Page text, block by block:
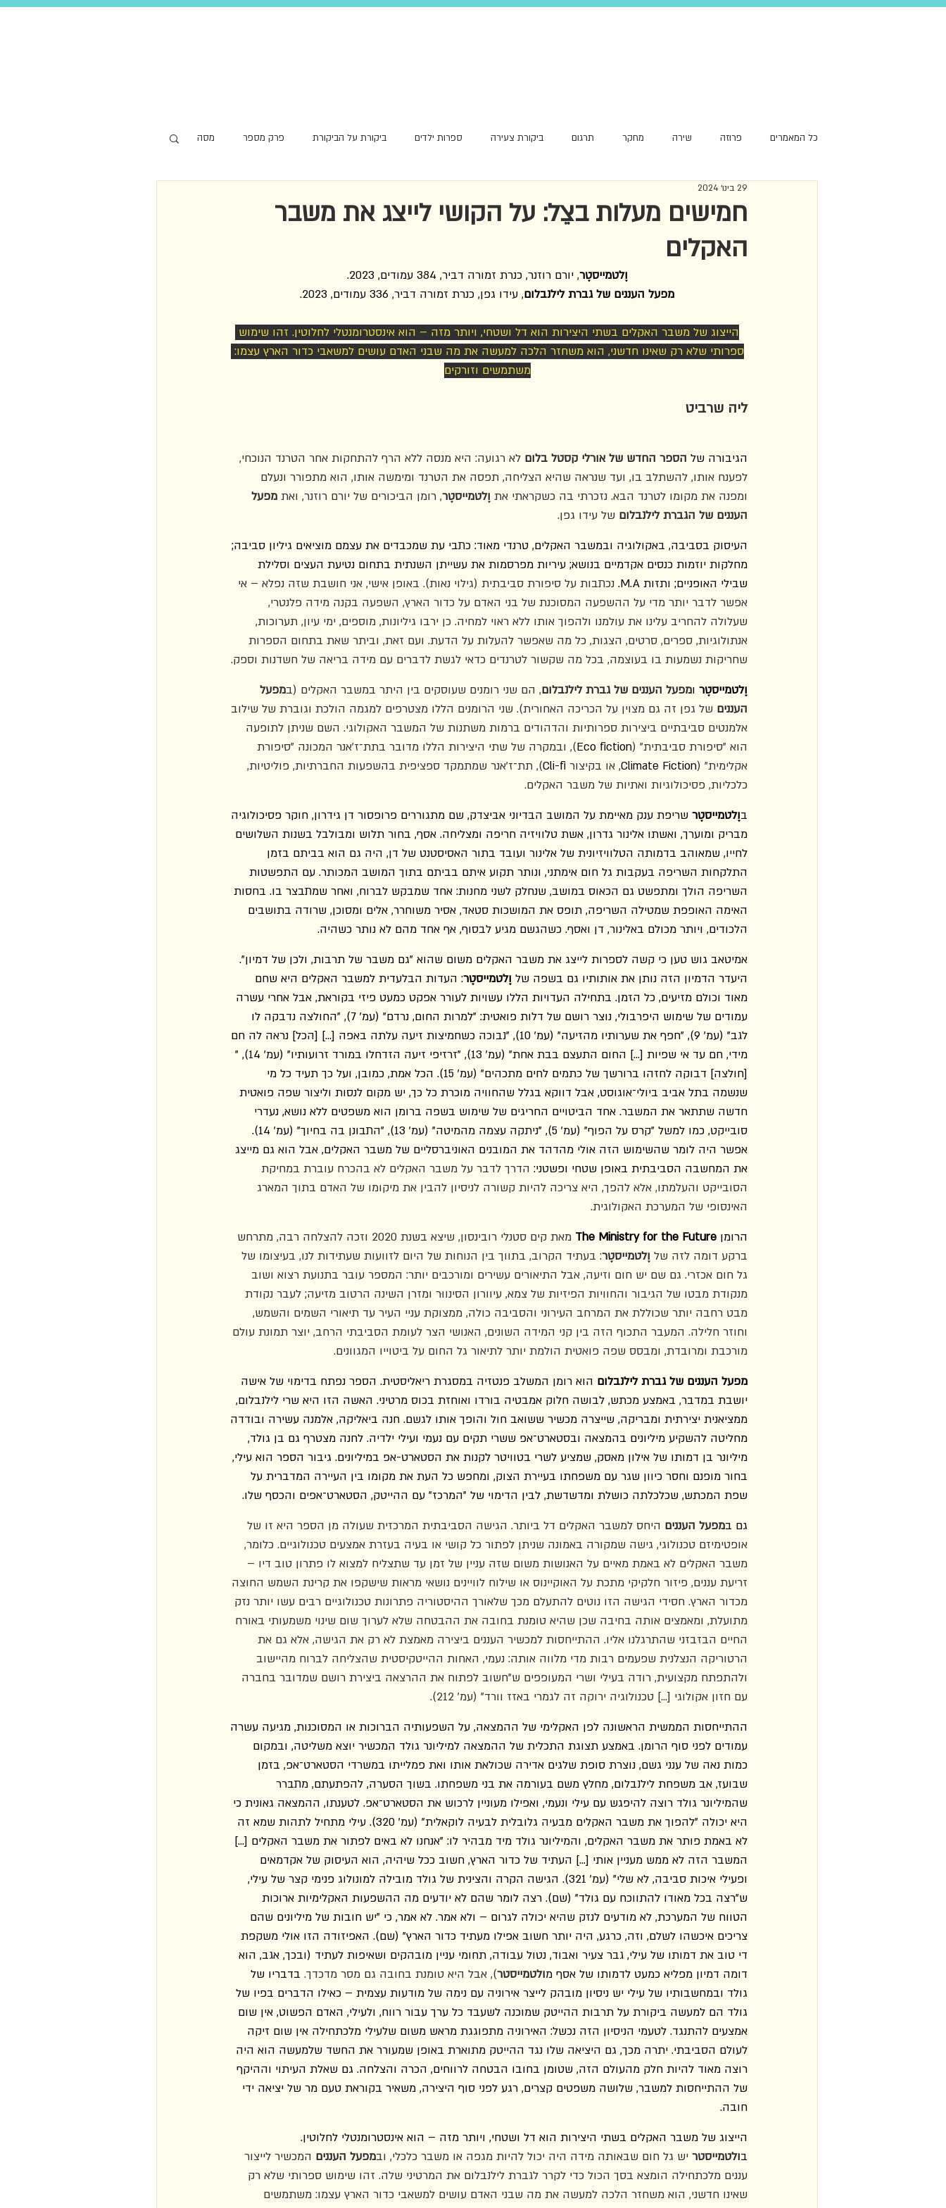
כל המאמרים פרוזה שירה מחקר תרגום ביקורת צעירה ספרות ילדים ביקורת על הביקורת פרק מספר מסה
סקירת עומק שפה
חמישים מעלות בצֵל: על הקושי לייצג את משבר
האקלים
29 בינו׳ 2024
וֶלטמייסטֶר, יורם רוזנר, כנרת זמורה דביר, 384 עמודים, 2023.
מפעל העננים של גברת לילנבלום, עידו גפן, כנרת זמורה דביר, 336 עמודים, 2023.
הייצוג של משבר האקלים בשתי היצירות הוא דל ושטחי, ויותר מזה – הוא אינסטרומנטלי לחלוטין. זהו שימוש
ספרותי שלא רק שאינו חדשני, הוא משחזר הלכה למעשה את מה שבני האדם עושים למשאבי כדור הארץ עצמו:
משתמשים וזורקים
ליה שרביט
הגיבורה של הספר החדש של אורלי קסטל בלום לא רגועה: היא מנסה ללא הרף להתחקות אחר הטרנד הנוכחי,
לפענח אותו, להשתלב בו, ועד שנראה שהיא הצליחה, תפסה את הטרנד ומימשה אותו, הוא מתפורר ונעלם
ומפנה את מקומו לטרנד הבא. נזכרתי בה כשקראתי את וֶלטמייסטֶר, רומן הביכורים של יורם רוזנר, ואת מפעל
העננים של הגברת לילנבלום של עידו גפן.
העיסוק בסביבה, באקולוגיה ובמשבר האקלים, טרנדי מאוד: כתבי עת שמכבדים את עצמם מוציאים גיליון סביבה;
מחלקות יוזמות כנסים אקדמיים בנושא; עיריות מפרסמות את עשייתן השנתית בתחום נטיעת העצים וסלילת
שבילי האופניים; ותזות M.A.
נכתבות על סיפורת סביבתית (גילוי נאות). באופן אישי, אני חושבת שזה נפלא – אי
אפשר לדבר יותר מדי על ההשפעה המסוכנת של בני האדם על כדור הארץ, השפעה בקנה מידה פלנטרי,
שעלולה להחריב עלינו את עולמנו ולהפוך אותו ללא ראוי למחיה. כן ירבו גיליונות, מוספים, ימי עיון, תערוכות,
אנתולוגיות, ספרים, סרטים, הצגות, כל מה שאפשר להעלות על הדעת. ועם זאת, וביתר שאת בתחום הספרות
שחריקות נשמעות בו בעוצמה, בכל מה שקשור לטרנדים כדאי לגשת לדברים עם מידה בריאה של חשדנות וספק.
וֶלטמייסטֶר ומפעל העננים של גברת לילנבלום, הם שני רומנים שעוסקים בין היתר במשבר האקלים (במפעל
העננים של גפן זה גם מצוין על הכריכה האחורית). שני הרומנים הללו מצטרפים למגמה הולכת וגוברת של שילוב
אלמנטים סביבתיים ביצירות ספרותיות והדהודים ברמות משתנות של המשבר האקולוגי. השם שניתן לתופעה
הוא "סיפורת סביבתית" (Eco fiction), ובמקרה של שתי היצירות הללו מדובר בתת־ז'אנר המכונה "סיפורת
אקלימית" (Climate Fiction, או בקיצור Cli-fi), תת־ז'אנר שמתמקד ספציפית בהשפעות החברתיות, פוליטיות,
כלכליות, פסיכולוגיות ואתיות של משבר האקלים.
בוֶלטמייסטֶר שריפת ענק מאיימת על המושב הבדיוני אביצדק, שם מתגוררים פרופסור דן גידרון, חוקר פסיכולוגיה
מבריק ומוערך, ואשתו אלינור גדרון, אשת טלוויזיה חריפה ומצליחה. אסף, בחור תלוש ומבולבל בשנות השלושים
לחייו, שמאוהב בדמותה הטלוויזיונית של אלינור ועובד בתור האסיסטנט של דן, היה גם הוא בביתם בזמן
התלקחות השריפה בעקבות גל חום אימתני, ונותר תקוע איתם בביתם בתוך המושב המכותר. עם התפשטות
השריפה הולך ומתפשט גם הכאוס במושב, שנחלק לשני מחנות: אחד שמבקש לברוח, ואחר שמתבצר בו. בחסות
האימה האופפת שמטילה השריפה, תופס את המושכות סטאד, אסיר משוחרר, אלים ומסוכן, שרודה בתושבים
הלכודים, ויותר מכולם באלינור, דן ואסף. כשהגשם מגיע לבסוף, אף אחד מהם לא נותר כשהיה.
אמיטאב גוש טען כי קשה לספרות לייצג את משבר האקלים משום שהוא "גם משבר של תרבות, ולכן של דמיון".
היעדר הדמיון הזה נותן את אותותיו גם בשפה של וֶלטמייסטֶר: העדות הבלעדית למשבר האקלים היא שחם
מאוד וכולם מזיעים, כל הזמן. בתחילה העדויות הללו עשויות לעורר אפקט כמעט פיזי בקוראת, אבל אחרי עשרה
עמודים של שימוש היפרבולי, נוצר רושם של דלות פואטית: "למרות החום, נרדם" (עמ' 7), "החולצה נדבקה לו
לגב" (עמ' 9), "חפף את שערותיו מהזיעה" (עמ' 10), "נבוכה כשחמיצות זיעה עלתה באפה […] [הכל] נראה לה חם
מידי, חם עד אי שפיות […] החום התעצם בבת אחת" (עמ' 13), "זרזיפי זיעה הזדחלו במורד זרועותיו" (עמ' 14), "
[חולצה] דבוקה לחזהו ברורשך של כתמים לחים מתכהים" (עמ' 15). הכל אמת, כמובן, ועל כך תעיד כל מי
שנשמה בתל אביב ביולי־אוגוסט, אבל דווקא בגלל שהחוויה מוכרת כל כך, יש מקום לנסות וליצור שפה פואטית
חדשה שתתאר את המשבר. אחד הביטויים החריגים של שימוש בשפה ברומן הוא משפטים ללא נושא, נעדרי
סובייקט, כמו למשל "קרס על הפוף" (עמ' 5), "ניתקה עצמה מהמיטה" (עמ' 13), "התבונן בה בחיוך" (עמ' 14).
אפשר היה לומר שהשימוש הזה אולי מהדהד את המובנים האוניברסליים של משבר האקלים, אבל הוא גם מייצג
את המחשבה הסביבתית באופן שטחי ופשטני: הדרך לדבר על משבר האקלים לא בהכרח עוברת במחיקת
הסובייקט והעלמתו, אלא להפך, היא צריכה להיות קשורה לניסיון להבין את מיקומו של האדם בתוך המארג
האינסופי של המערכת האקולוגית.
הרומן The Ministry for the Future
מאת קים סטנלי רובינסון, שיצא בשנת 2020 וזכה להצלחה רבה, מתרחש
ברקע דומה לזה של וֶלטמייסטֶר: בעתיד הקרוב, בתווך בין הנוחות של היום לזוועות שעתידות לנו, בעיצומו של
גל חום אכזרי. גם שם יש חום וזיעה, אבל התיאורים עשירים ומורכבים יותר: המספר עובר בתנועת רצוא ושוב
מנקודת מבטו של הגיבור והחוויות הפיזיות של צמא, עיוורון הסינווּר ומזרן השינה הרטוב מזיעה; לעבר נקודת
מבט רחבה יותר שכוללת את המרחב העירוני והסביבה כולה, ממצוקת עניי העיר עד תיאורי השמים והשמש,
וחוזר חלילה. המעבר התכוף הזה בין קני המידה השונים, האנושי הצר לעומת הסביבתי הרחב, יוצר תמונת עולם
מורכבת ומרובדת, ומבסס שפה פואטית הולמת יותר לתיאור גל החום על ביטוייו המגוונים.
מפעל העננים של גברת לילנבלום הוא רומן המשלב פנטזיה במסגרת ריאליסטית. הספר נפתח בדימוי של אישה
יושבת במדבר, באמצע מכתש, לבושה חלוק אמבטיה בורדו ואוחזת בכוס מרטיני. האשה הזו היא שרי לילנבלום,
ממציאנית יצירתית ומבריקה, שייצרה מכשיר ששואב חול והופך אותו לגשם. חנה ביאליקה, אלמנה עשירה ובודדה
מחליטה להשקיע מיליונים בהמצאה ובסטארט־אפ ששרי תקים עם נעמי ועילי ילדיה. לחנה מצטרף גם בן גולד,
מיליונר בן דמותו של אילון מאסק, שמציע לשרי בטוויטר לקנות את הסטארט-אפ במיליונים. גיבור הספר הוא עילי,
בחור מופנם וחסר כיוון שגר עם משפחתו בעיירת הצוק, ומחפש כל העת את מקומו בין העיירה המדברית על
שפת המכתש, שכלכלתה כושלת ומדשדשת, לבין הדימוי של "המרכז" עם ההייטק, הסטארט־אפים והכסף שלו.
גם במפעל העננים היחס למשבר האקלים דל ביותר. הגישה הסביבתית המרכזית שעולה מן הספר היא זו של
אופטימיזם טכנולוגי, גישה שמקורה באמונה שניתן לפתור כל קושי או בעיה בעזרת אמצעים טכנולוגיים. כלומר,
משבר האקלים לא באמת מאיים על האנושות משום שזה עניין של זמן עד שתצליח למצוא לו פתרון טוב דיו –
זריעת עננים, פיזור חלקיקי מתכת על האוקיינוס או שילוח לוויינים נושאי מראות שישקפו את קרינת השמש החוצה
מכדור הארץ. חסידי הגישה הזו נוטים להתעלם מכך שלאורך ההיסטוריה פתרונות טכנולוגיים רבים עשו יותר נזק
מתועלת, ומאמצים אותה בחיבה שכן שהיא טומנת בחובה את ההבטחה שלא לערוך שום שינוי משמעותי באורח
החיים הבזבזני שהתרגלנו אליו. ההתייחסות למכשיר העננים ביצירה מאמצת לא רק את הגישה, אלא גם את
הרטוריקה הנצלנית שפעמים רבות מדי מלווה אותה: נעמי, האחות ההייטקיסטית שהצליחה לברוח מהיישוב
ולהתפתח מקצועית, רודה בעילי ושרי המעופפים ש"חשוב לפתוח את ההרצאה ביצירת רושם שמדובר בחברה
עם חזון אקולוגי […] טכנולוגיה ירוקה זה לגמרי באזז וורד" (עמ' 212).
ההתייחסות הממשית הראשונה לפן האקלימי של ההמצאה, על השפעותיה הברוכות או המסוכנות, מגיעה עשרה
עמודים לפני סוף הרומן. באמצע תצוגת התכלית של ההמצאה למיליונר גולד המכשיר יוצא משליטה, ובמקום
כמות נאה של ענני גשם, נוצרת סופת שלגים אדירה שכולאת אותו ואת פמלייתו במשרדי הסטארט־אפ, בזמן
שבועז, אב משפחת לילנבלום, מחלץ משם בעורמה את בני משפחתו. בשוך הסערה, להפתעתם, מתברר
שהמיליונר גולד רוצה להיפגש עם עילי ונעמי, ואפילו מעוניין לרכוש את הסטארט־אפ. לטענתו, ההמצאה גאונית כי
היא יכולה "להפוך את משבר האקלים מבעיה גלובלית לבעיה לוקאלית" (עמ' 320). עילי מתחיל לתהות שמא זה
לא באמת פותר את משבר האקלים, והמיליונר גולד מיד מבהיר לו: "אנחנו לא באים לפתור את משבר האקלים […]
המשבר הזה לא ממש מעניין אותי […] העתיד של כדור הארץ, חשוב ככל שיהיה, הוא העיסוק של אקדמאים
ופעילי איכות סביבה, לא שלי" (עמ' 321). הגישה הקרה והצינית של גולד מובילה למונולוג פנימי קצר של עילי,
ש"רצה בכל מאודו להתווכח עם גולד" (שם). רצה לומר שהם לא יודעים מה ההשפעות האקלימיות ארוכות
הטווח של המערכת, לא מודעים לנזק שהיא יכולה לגרום – ולא אמר. לא אמר, כי "יש חובות של מיליונים שהם
צריכים איכשהו לשלם, וזה, כרגע, היה יותר חשוב אפילו מעתיד כדור הארץ" (שם). האפיזודה הזו אולי משקפת
די טוב את דמותו של עילי, גבר צעיר ואבוד, נטול עבודה, תחומי עניין מובהקים ושאיפות לעתיד (ובכך, אגב, הוא
דומה דמיון מפליא כמעט לדמותו של אסף מולטמייסטר), אבל היא טומנת בחובה גם מסר מדכדך. בדבריו של
גולד ובמחשבותיו של עילי יש ניסיון מובהק לייצר אירוניה עם נימה של מודעות עצמית – כאילו הדברים בפיו של
גולד הם למעשה ביקורת על תרבות ההייטק שמוכנה לשעבד כל ערך עבור רווח, ולעילי, האדם הפשוט, אין שום
אמצעים להתנגד. לטעמי הניסיון הזה נכשל: האירוניה מתפוגגת מראש משום שלעילי מלכתחילה אין שום זיקה
לעולם הסביבתי. יתרה מכך, גם היציאה שלו נגד ההייטק מתוארת באופן שמעורר את החשד שלמעשה הוא היה
רוצה מאוד להיות חלק מהעולם הזה, שטומן בחובו הבטחה לרווחים, הכרה והצלחה. גם שאלת העיתוי וההיקף
של ההתייחסות למשבר, שלושה משפטים קצרים, רגע לפני סוף היצירה, משאיר בקוראת טעם מר של יציאה ידי
חובה.
הייצוג של משבר האקלים בשתי היצירות הוא דל ושטחי, ויותר מזה – הוא אינסטרומנטלי לחלוטין.
בולטמייסטר יש גל חום שבאותה מידה היה יכול להיות מגפה או משבר כלכלי, ובמפעל העננים המכשיר לייצור
עננים מלכתחילה הומצא בסך הכול כדי לקרר לגברת לילנבלום את המרטיני שלה. זהו שימוש ספרותי שלא רק
שאינו חדשני, הוא משחזר הלכה למעשה את מה שבני האדם עושים למשאבי כדור הארץ עצמו: משתמשים